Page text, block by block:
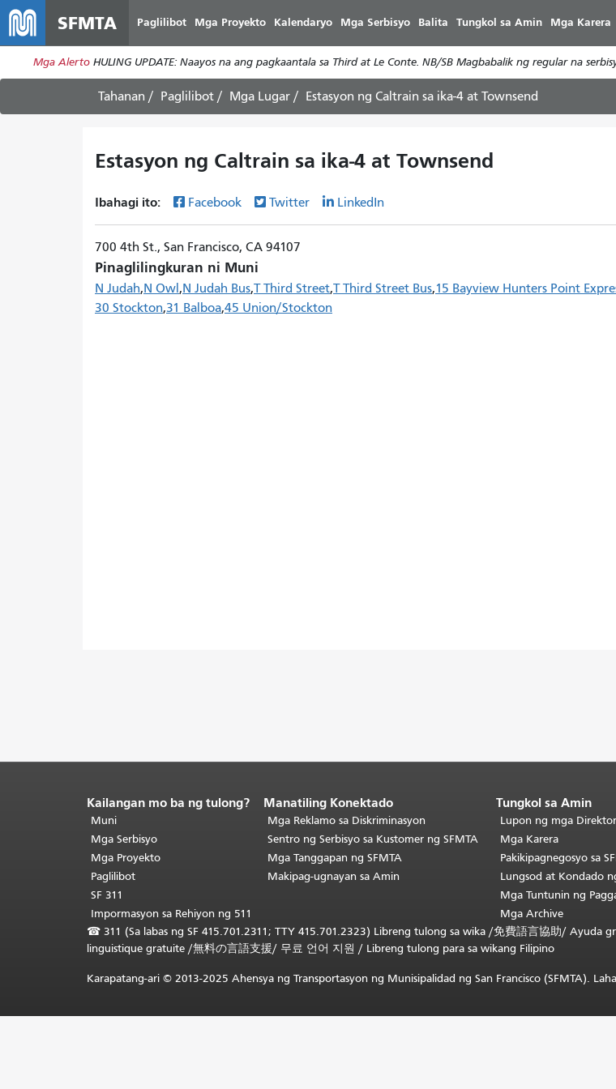
ang
nilalaman
SFMTA Paglilibot Mga Proyekto Kalendaryo Mga Serbisyo Balita Tungkol sa Amin Mga Karera
Mga Alerto HULING UPDATE: Naayos na ang pagkaantala sa Third at Le Conte. NB/SB Magbabalik ng regular na
Tahanan Paglilibot Mga Lugar Estasyon ng Caltrain sa ika-4 at Townsend
Estasyon ng Caltrain sa ika-4 at Townsend
Ibahagi ito: Facebook Twitter LinkedIn
700 4th St., San Francisco, CA 94107
Pinaglilingkuran ni Muni
N Judah N Owl N Judah Bus T Third Street T Third Street Bus 15 Bayview Hunters Point
30 Stockton 31 Balboa 45 Union/Stockton
Katapusan
ng
nilalaman
ng
pahina.Ang
natitirang
pahinang
ito
ay
Kailangan mo ba ng tulong?
Muni
Mga Serbisyo
Mga Proyekto
Paglilibot
SF 311
Impormasyon sa Rehiyon ng 511
Manatiling Konektado
Mga Reklamo sa Diskriminasyon
Sentro ng Serbisyo sa Kustomer ng SFMTA
Mga Tanggapan ng SFMTA
Makipag-ugnayan sa Amin
Tungkol sa Amin
Lupon ng mga Direktor
Mga Karera
Pakikipagnegosyo sa
Lungsod at Kondado
Mga Tuntunin ng
Mga Archive
☎ 311 (Sa labas ng SF 415.701.2311; TTY 415.701.2323) Libreng tulong sa wika /免費語言協助/ Ayuda
linguistique gratuite /無料の言語支援/ 무료 언어 지원 / Libreng tulong para sa wikang Filipino
Karapatang-ari © 2013-2025 Ahensya ng Transportasyon ng Munisipalidad ng San Francisco (SFMTA).